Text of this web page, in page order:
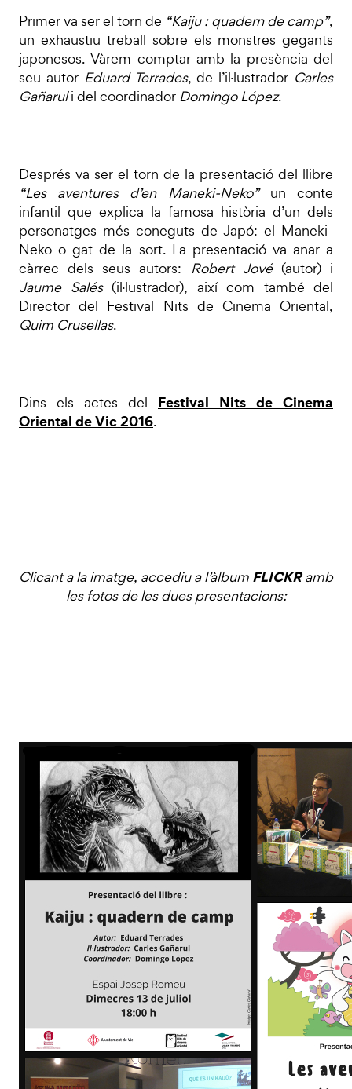
Primer va ser el torn de “Kaiju : quadern de camp”,
un exhaustiu treball sobre els monstres gegants
japonesos. Vàrem comptar amb la presència del
seu autor Eduard Terrades, de l’il·lustrador Carles
Gañaruli del coordinador Domingo López.
Després va ser el torn de la presentació del llibre
“Les aventures d’en Maneki-Neko”un conte
infantil que explica la famosa història d’un dels
personatges més coneguts de Japó: el Maneki-
Neko o gat de la sort. La presentació va anar a
càrrec dels seus autors: Robert Jové(autor) i
Jaume Salés(il·lustrador), així com també del
Director del Festival Nits de Cinema Oriental,
Quim Crusellas.
Dins els actes del Festival Nits de Cinema
Oriental de Vic 2016.
Clicant a la imatge, accediu a l’àlbum FLICKR amb
les fotos de les dues presentacions: